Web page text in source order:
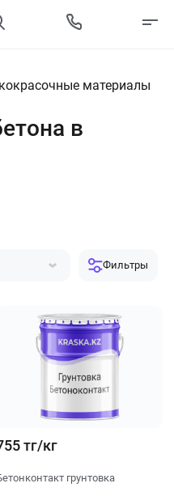
материалы
в
Фильтры
тг/кг
грунтовка